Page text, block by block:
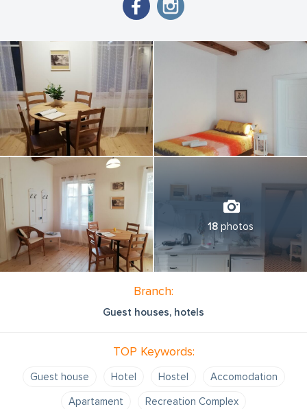
Piedāvājam naktsmītni studiju tipa Annas apartamentā. Annas
muižas laika pildrežģa tehnikā būvētā siena. Telpu apdarei nav
izmantots reģipsis. Ir jauna koka grīda un ar koka dēļiem izlikti
griesti starp senajām brusām. Ir pilnībā aprīkota virtuve ar
ledusskapi, tējkannu, plīti, kafijas aparātu un traukiem. Ir
gultasveļa, dvieļi, fēns. Naktsmītnē ir centrālā apkure, tādēļ
siltums nodrošināts visās sezonās. Naktsmājā ir bezmaksas laba
ātruma WiFi. WC. Plaša vannas istaba ar stāvvannu. No
apartamenta paveras skats uz kalnaino apvidu, kur sākas
Tērvetes dabas parka teritorija.
Trijos apartamentos vienlaicīgi varam izguldināt līdz 14
18 photos
Branch:
Guest houses, hotels
TOP Keywords:
Guest house Hotel Hostel
Accomodation
Apartament
Recreation Complex